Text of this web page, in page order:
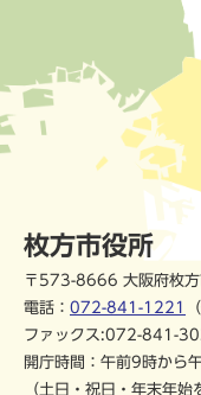
枚方市役所
〒573-8666 大阪府枚
電話： 072-841-1221
ファックス:072-841-
開庁時間：午前9時から
（土日・祝日・年末年始